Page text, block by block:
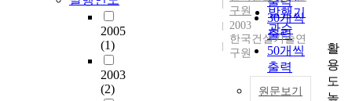
2005
(1)
2003
(2)
발행기
관순
30개씩
출력
50개씩
출력
100개씩
구원
2003
한국건설기술연
구원
원문보기
활
용
도
높